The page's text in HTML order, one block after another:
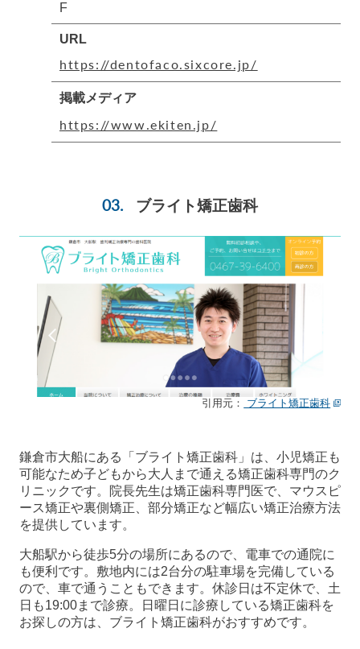
F
URL
https://dentofaco.sixcore.jp/
掲載メディア
https://www.ekiten.jp/
ブライト矯正歯科
引用元： ブライト矯正歯科
鎌倉市大船にある「ブライト矯正歯科」は、小児矯正も
可能なため子どもから大人まで通える矯正歯科専門のク
リニックです。院長先生は矯正歯科専門医で、マウスピ
ース矯正や裏側矯正、部分矯正など幅広い矯正治療方法
を提供しています。
大船駅から徒歩5分の場所にあるので、電車での通院に
も便利です。敷地内には2台分の駐車場を完備している
ので、車で通うこともできます。休診日は不定休で、土
日も19:00まで診療。日曜日に診療している矯正歯科を
お探しの方は、ブライト矯正歯科がおすすめです。